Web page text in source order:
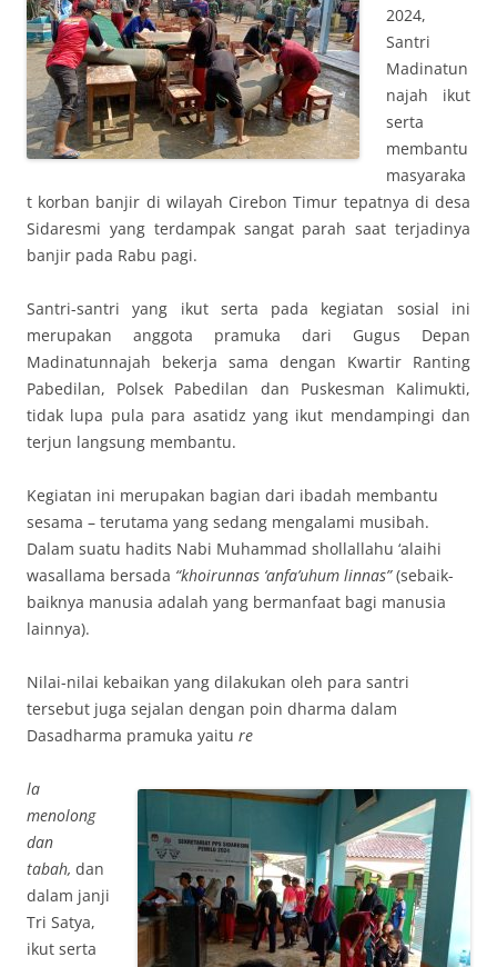
2024,
Santri
Madinatun
najah ikut
serta
membantu
masyaraka
t korban banjir di wilayah Cirebon Timur tepatnya di desa
Sidaresmi yang terdampak sangat parah saat terjadinya
banjir pada Rabu pagi.
Santri-santri yang ikut serta pada kegiatan sosial ini
merupakan anggota pramuka dari Gugus Depan
Madinatunnajah bekerja sama dengan Kwartir Ranting
Pabedilan, Polsek Pabedilan dan Puskesman Kalimukti,
tidak lupa pula para asatidz yang ikut mendampingi dan
terjun langsung membantu.
Kegiatan ini merupakan bagian dari ibadah membantu
sesama – terutama yang sedang mengalami musibah.
Dalam suatu hadits Nabi Muhammad shollallahu ‘alaihi
wasallama bersada “khoirunnas ‘anfa’uhum linnas”(sebaik-
baiknya manusia adalah yang bermanfaat bagi manusia
lainnya).
Nilai-nilai kebaikan yang dilakukan oleh para santri
tersebut juga sejalan dengan poin dharma dalam
Dasadharma pramuka yaitu re
la
menolong
dan
tabah, dan
dalam janji
Tri Satya,
ikut serta